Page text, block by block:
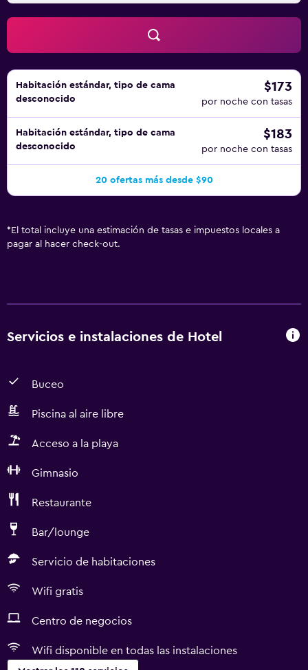
Habitación estándar, tipo de cama
desconocido
$173
por noche con tasas
Habitación estándar, tipo de cama
desconocido
$183
por noche con tasas
20 ofertas más desde $90
* El total incluye una estimación de tasas e impuestos locales a
pagar al hacer check-out.
Servicios e instalaciones de Hotel
Buceo
Piscina al aire libre
Acceso a la playa
Gimnasio
Restaurante
Bar/lounge
Servicio de habitaciones
Wifi gratis
Centro de negocios
Wifi disponible en todas las instalaciones